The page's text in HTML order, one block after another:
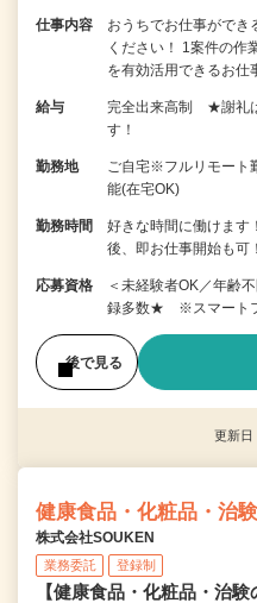
仕事内容
おうちでお仕事ができ
ください！ 1案件の作
を有効活用できるお
給与
完全出来高制 ★謝礼
す！
勤務地
ご自宅※フルリモート
能(在宅OK)
勤務時間
好きな時間に働けま
後、即お仕事開始も
応募資格
＜未経験者OK／年齢
録多数★ ※スマートフ
後で見る
更新
健康食品・化粧品・治
株式会社SOUKEN
業務委託 登録制
【健康食品・化粧品・治